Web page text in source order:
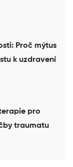
Proč mýtus
k uzdravení
pro
traumatu